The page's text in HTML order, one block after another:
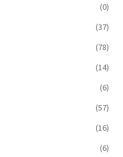
(0)
(37)
(78)
(14)
(6)
(57)
(16)
(6)